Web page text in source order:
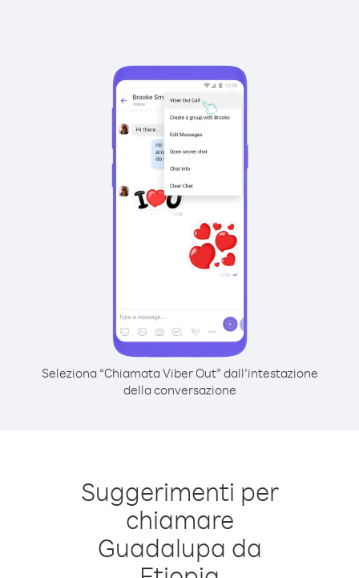
Seleziona “Chiamata Viber Out” dall’intestazione
della conversazione
Suggerimenti per
chiamare
Guadalupa da